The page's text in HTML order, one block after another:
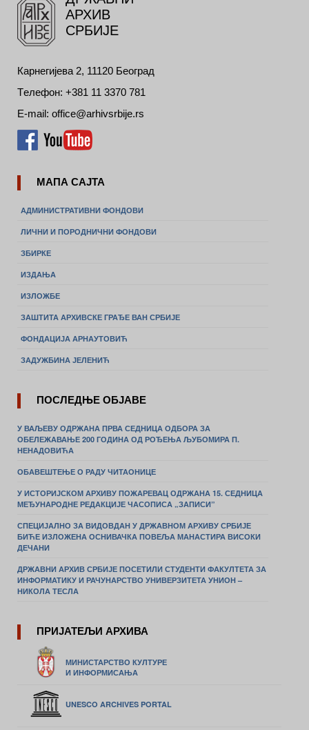
АРХИВ
СРБИЈЕ
Карнегијева 2, 11120 Београд
Tелефон: +381 11 3370 781
E-mail: office@arhivsrbije.rs
МАПА САЈТА
АДМИНИСТРАТИВНИ ФОНДОВИ
ЛИЧНИ И ПОРОДНИЧНИ ФОНДОВИ
ЗБИРКЕ
ИЗДАЊА
ИЗЛОЖБЕ
ЗАШТИТА АРХИВСКЕ ГРАЂЕ ВАН СРБИЈЕ
ФОНДАЦИЈА АРНАУТОВИЋ
ЗАДУЖБИНА ЈЕЛЕНИЋ
ПОСЛЕДЊЕ ОБЈАВЕ
У ВАЉЕВУ ОДРЖАНА ПРВА СЕДНИЦА ОДБОРА ЗА
ОБЕЛЕЖАВАЊЕ 200 ГОДИНА ОД РОЂЕЊА ЉУБОМИРА П.
НЕНАДОВИЋА
ОБАВЕШТЕЊЕ О РАДУ ЧИТАОНИЦЕ
У ИСТОРИЈСКОМ АРХИВУ ПОЖАРЕВАЦ ОДРЖАНА 15. СЕДНИЦА
МЕЂУНАРОДНЕ РЕДАКЦИЈЕ ЧАСОПИСА „ЗАПИСИ”
СПЕЦИЈАЛНО ЗА ВИДОВДАН У ДРЖАВНОМ АРХИВУ СРБИЈЕ
БИЋЕ ИЗЛОЖЕНА ОСНИВАЧКА ПОВЕЉА МАНАСТИРА ВИСОКИ
ДЕЧАНИ
ДРЖАВНИ АРХИВ СРБИЈЕ ПОСЕТИЛИ СТУДЕНТИ ФАКУЛТЕТА ЗА
ИНФОРМАТИКУ И РАЧУНАРСТВО УНИВЕРЗИТЕТА УНИОН –
НИКОЛА ТЕСЛА
ПРИЈАТЕЉИ АРХИВА
МИНИСТАРСТВО КУЛТУРЕ
И ИНФОРМИСАЊА
UNESCO ARCHIVES PORTAL